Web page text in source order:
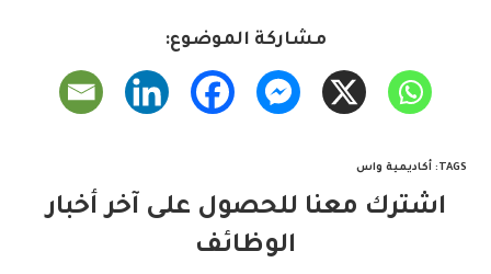
مشاركة الموضوع:
TAGS
: أكاديمية واس
اشترك معنا للحصول على آخر أخبار
الوظائف